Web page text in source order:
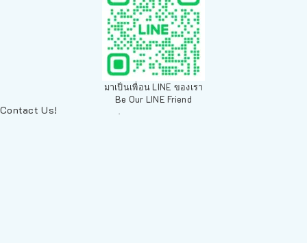
มาเป็นเพื่อน LINE ของเรา
Be Our LINE Friend
Contact Us!